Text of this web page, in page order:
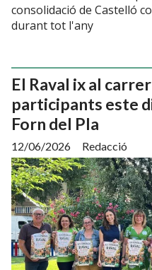
consolidació de Castelló
durant tot l'any
El Raval ix al
participants este
Forn del Pla
Redacció
12/06/2026